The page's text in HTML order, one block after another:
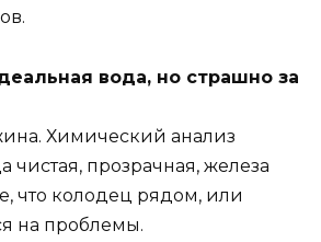
вода, но страшно за
Химический анализ
чистая, прозрачная, железа
что колодец рядом, или
на проблемы.